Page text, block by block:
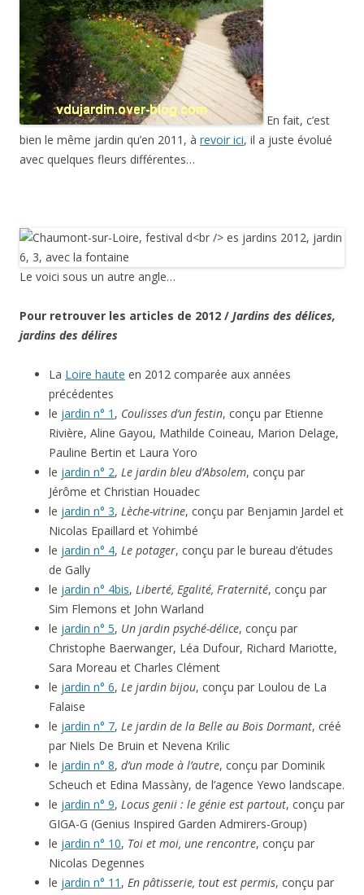
En fait, c’est
bien le même jardin qu’en 2011, à revoir ici, il a juste évolué
avec quelques fleurs différentes…
Le voici sous un autre angle…
Pour retrouver les articles de 2012 / Jardins des délices,
jardins des délires
La Loire haute en 2012 comparée aux années
précédentes
le jardin n° 1 , Coulisses d’un festin, conçu par Etienne
Rivière, Aline Gayou, Mathilde Coineau, Marion Delage,
Pauline Bertin et Laura Yoro
le jardin n° 2, Le jardin bleu d’Absolem, conçu par
Jérôme et Christian Houadec
le jardin n° 3, Lèche-vitrine, conçu par Benjamin Jardel et
Nicolas Epaillard et Yohimbé
le jardin n° 4, Le potager, conçu par le bureau d’études
de Gally
le jardin n° 4bis, Liberté, Egalité, Fraternité, conçu par
Sim Flemons et John Warland
le jardin n° 5, Un jardin psyché-délice, conçu par
Christophe Baerwanger, Léa Dufour, Richard Mariotte,
Sara Moreau et Charles Clément
le jardin n° 6, Le jardin bijou, conçu par Loulou de La
Falaise
le jardin n° 7, Le jardin de la Belle au Bois Dormant, créé
par Niels De Bruin et Nevena Krilic
le jardin n° 8, d’un mode à l’autre, conçu par Dominik
Scheuch et Edina Massàny, de l’agence Yewo landscape.
le jardin n° 9, Locus genii : le génie est partout, conçu par
GIGA-G (Genius Inspired Garden Admirers-Group)
le jardin n° 10, Toi et moi, une rencontre, conçu par
Nicolas Degennes
le jardin n° 11 , En pâtisserie, tout est permis, conçu par